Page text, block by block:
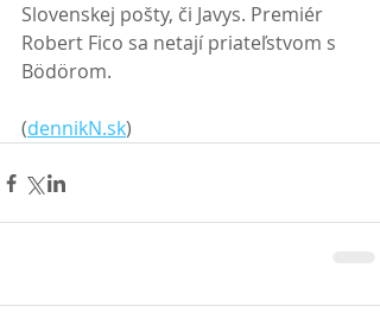
Slovenskej pošty, či Javys. Premiér
Robert Fico sa netají priateľstvom s
Bödörom.
(dennikN.sk)